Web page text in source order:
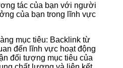
tác của bạn với người
của bạn trong lĩnh vực
mục tiêu: Backlink từ
đến lĩnh vực hoạt động
đối tượng mục tiêu của